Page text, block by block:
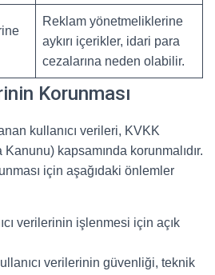
Reklam yönetmeliklerine
aykırı içerikler, idari para
cezalarına neden olabilir.
Korunması
kullanıcı verileri, KVKK
kapsamında korunmalıdır.
için aşağıdaki önlemler
verilerinin işlenmesi için açık
verilerinin güvenliği, teknik